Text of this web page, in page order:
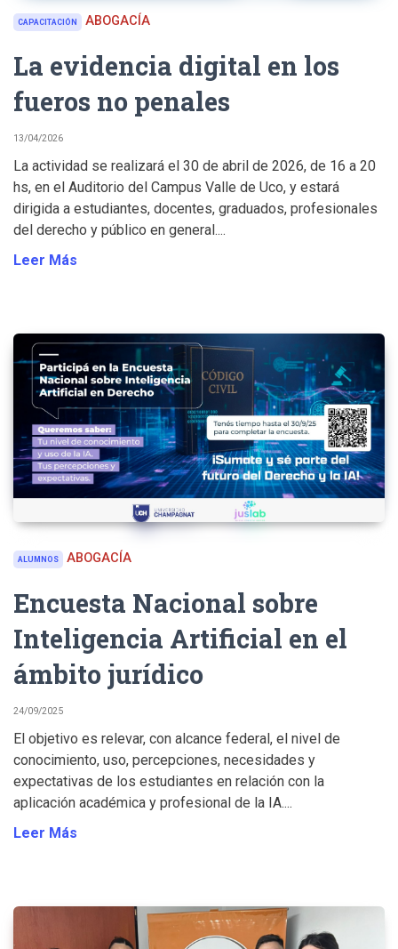
CAPACITACIÓN ABOGACÍA
La evidencia digital en los
fueros no penales
13/04/2026
La actividad se realizará el 30 de abril de 2026, de 16 a 20
hs, en el Auditorio del Campus Valle de Uco, y estará
dirigida a estudiantes, docentes, graduados, profesionales
del derecho y público en general....
Leer Más
ALUMNOS ABOGACÍA
Encuesta Nacional sobre
Inteligencia Artificial en el
ámbito jurídico
24/09/2025
El objetivo es relevar, con alcance federal, el nivel de
conocimiento, uso, percepciones, necesidades y
expectativas de los estudiantes en relación con la
aplicación académica y profesional de la IA....
Leer Más